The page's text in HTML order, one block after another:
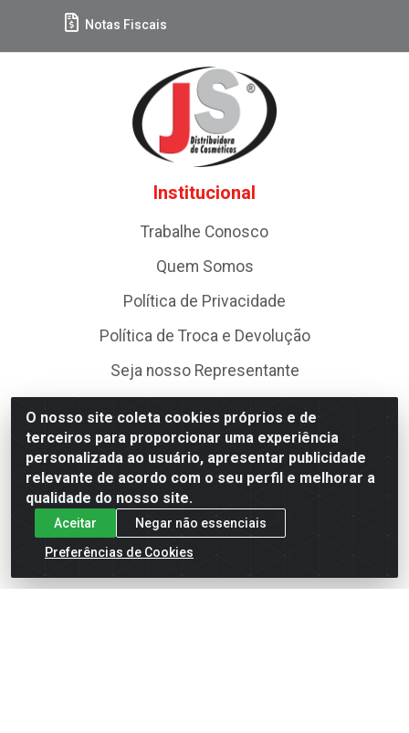
O nosso site coleta cookies próprios e de
terceiros para proporcionar uma experiência
personalizada ao usuário, apresentar publicidade
relevante de acordo com o seu perfil e melhorar a
qualidade do nosso site.
Aceitar
Negar não essenciais
Preferências de Cookies
Notas Fiscais
Institucional
Trabalhe Conosco
Quem Somos
Política de Privacidade
Política de Troca e Devolução
Seja nosso Representante
Site Seguro
Formas de Pagamento